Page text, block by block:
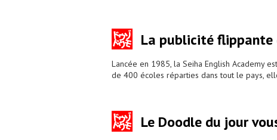
La publicité flippante
Lancée en 1985, la Seiha English Academy
de 400 écoles réparties dans tout le pays,
Le Doodle du jour